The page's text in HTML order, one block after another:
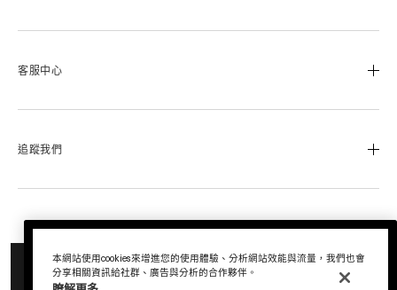
通知我
海洋拉娜極致工藝
美麗加冕會員計畫
客服中心
聯絡我們
查詢訂單
尋找專櫃
追蹤我們
Facebook
© La Mer Technology, Inc.
本網站使用cookies來增進您的使用體驗、分析網站效能與流量，我們也會
分享相關資訊給社群、廣告與分析的合作夥伴。